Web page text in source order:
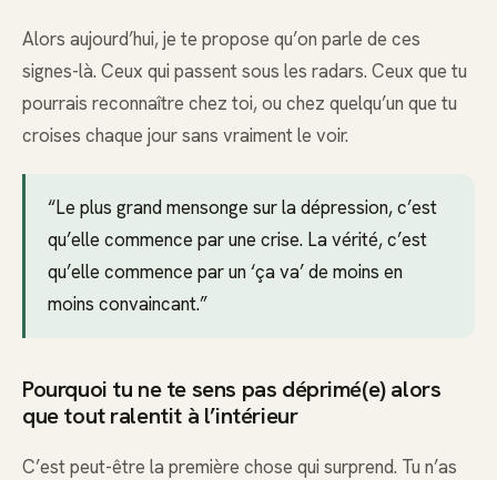
Alors aujourd’hui, je te propose qu’on parle de ces
signes-là. Ceux qui passent sous les radars. Ceux que tu
pourrais reconnaître chez toi, ou chez quelqu’un que tu
croises chaque jour sans vraiment le voir.
“Le plus grand mensonge sur la dépression, c’est
qu’elle commence par une crise. La vérité, c’est
qu’elle commence par un ‘ça va’ de moins en
moins convaincant.”
Pourquoi tu ne te sens pas déprimé(e) alors
que tout ralentit à l’intérieur
C’est peut-être la première chose qui surprend. Tu n’as